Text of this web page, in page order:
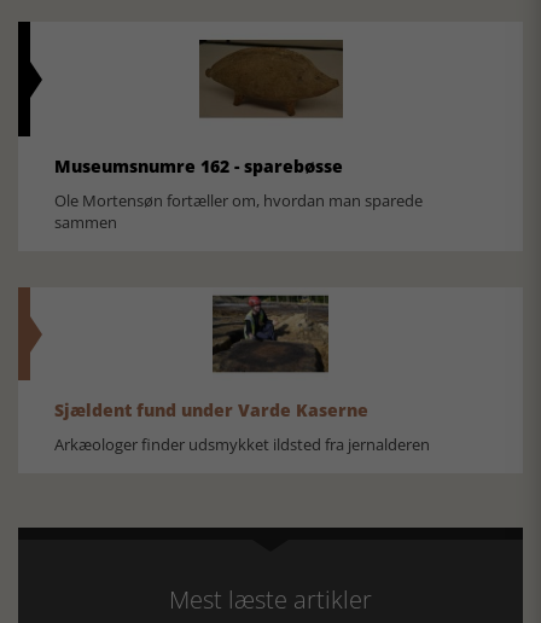
Museumsnumre 162 - sparebøsse
Ole Mortensøn fortæller om, hvordan man sparede
sammen
Sjældent fund under Varde Kaserne
Arkæologer finder udsmykket ildsted fra jernalderen
Mest læste artikler